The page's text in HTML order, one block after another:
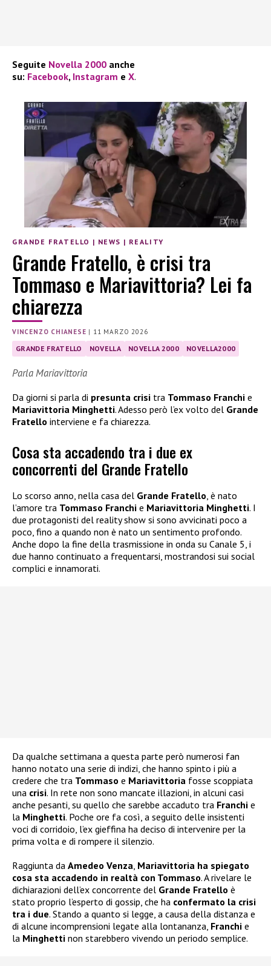
Seguite Novella 2000 anche
su: Facebook, Instagram e X.
GRANDE FRATELLO | NEWS | REALITY
Grande Fratello, è crisi tra
Tommaso e Mariavittoria? Lei fa
chiarezza
VINCENZO CHIANESE | 11 MARZO 2026
GRANDE FRATELLO NOVELLA NOVELLA 2000 NOVELLA2000
Parla Mariavittoria
Da giorni si parla di presunta crisi tra Tommaso Franchi e
Mariavittoria Minghetti. Adesso però l’ex volto del Grande
Fratello interviene e fa chiarezza.
Cosa sta accadendo tra i due ex
concorrenti del Grande Fratello
Lo scorso anno, nella casa del Grande Fratello, è nato
l’amore tra Tommaso Franchi e Mariavittoria Minghetti. I
due protagonisti del reality show si sono avvicinati poco a
poco, fino a quando non è nato un sentimento profondo.
Anche dopo la fine della trasmissione in onda su Canale 5, i
due hanno continuato a frequentarsi, mostrandosi sui social
complici e innamorati.
Da qualche settimana a questa parte però numerosi fan
hanno notato una serie di indizi, che hanno spinto i più a
credere che tra Tommaso e Mariavittoria fosse scoppiata
una crisi. In rete non sono mancate illazioni, in alcuni casi
anche pesanti, su quello che sarebbe accaduto tra Franchi e
la Minghetti. Poche ore fa così, a seguito delle insistenti
voci di corridoio, l’ex gieffina ha deciso di intervenire per la
prima volta e di rompere il silenzio.
Raggiunta da Amedeo Venza, Mariavittoria ha spiegato
cosa sta accadendo in realtà con Tommaso. A rivelare le
dichiarazioni dell’ex concorrente del Grande Fratello è
stato proprio l’esperto di gossip, che ha confermato la crisi
tra i due. Stando a quanto si legge, a causa della distanza e
di alcune incomprensioni legate alla lontananza, Franchi e
la Minghetti non starebbero vivendo un periodo semplice.